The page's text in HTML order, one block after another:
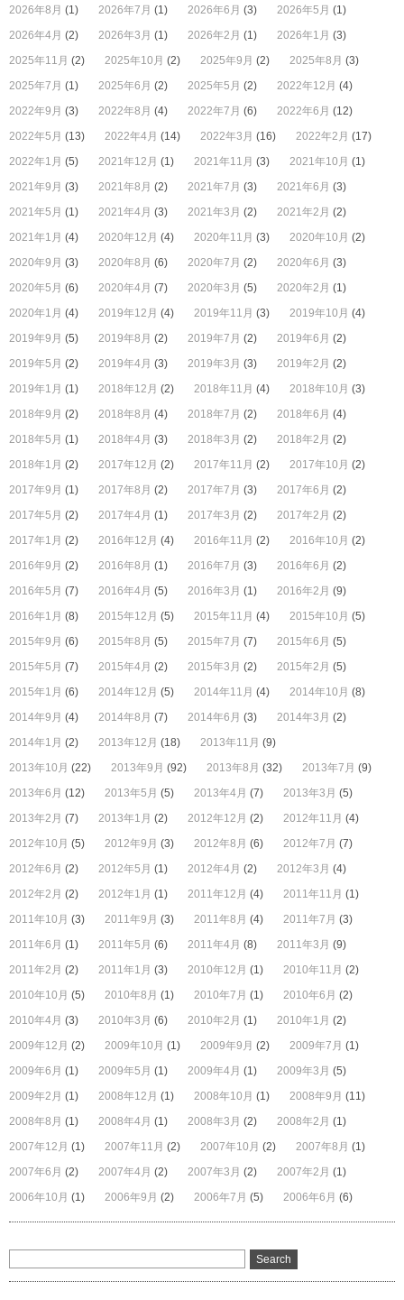
2026年8月 (1) 2026年7月 (1) 2026年6月 (3) 2026年5月 (1)
2026年4月 (2) 2026年3月 (1) 2026年2月 (1) 2026年1月 (3)
2025年11月 (2) 2025年10月 (2) 2025年9月 (2) 2025年8月 (3)
2025年7月 (1) 2025年6月 (2) 2025年5月 (2) 2022年12月 (4)
2022年9月 (3) 2022年8月 (4) 2022年7月 (6) 2022年6月 (12)
2022年5月 (13) 2022年4月 (14) 2022年3月 (16) 2022年2月 (17)
2022年1月 (5) 2021年12月 (1) 2021年11月 (3) 2021年10月 (1)
2021年9月 (3) 2021年8月 (2) 2021年7月 (3) 2021年6月 (3)
2021年5月 (1) 2021年4月 (3) 2021年3月 (2) 2021年2月 (2)
2021年1月 (4) 2020年12月 (4) 2020年11月 (3) 2020年10月 (2)
2020年9月 (3) 2020年8月 (6) 2020年7月 (2) 2020年6月 (3)
2020年5月 (6) 2020年4月 (7) 2020年3月 (5) 2020年2月 (1)
2020年1月 (4) 2019年12月 (4) 2019年11月 (3) 2019年10月 (4)
2019年9月 (5) 2019年8月 (2) 2019年7月 (2) 2019年6月 (2)
2019年5月 (2) 2019年4月 (3) 2019年3月 (3) 2019年2月 (2)
2019年1月 (1) 2018年12月 (2) 2018年11月 (4) 2018年10月 (3)
2018年9月 (2) 2018年8月 (4) 2018年7月 (2) 2018年6月 (4)
2018年5月 (1) 2018年4月 (3) 2018年3月 (2) 2018年2月 (2)
2018年1月 (2) 2017年12月 (2) 2017年11月 (2) 2017年10月 (2)
2017年9月 (1) 2017年8月 (2) 2017年7月 (3) 2017年6月 (2)
2017年5月 (2) 2017年4月 (1) 2017年3月 (2) 2017年2月 (2)
2017年1月 (2) 2016年12月 (4) 2016年11月 (2) 2016年10月 (2)
2016年9月 (2) 2016年8月 (1) 2016年7月 (3) 2016年6月 (2)
2016年5月 (7) 2016年4月 (5) 2016年3月 (1) 2016年2月 (9)
2016年1月 (8) 2015年12月 (5) 2015年11月 (4) 2015年10月 (5)
2015年9月 (6) 2015年8月 (5) 2015年7月 (7) 2015年6月 (5)
2015年5月 (7) 2015年4月 (2) 2015年3月 (2) 2015年2月 (5)
2015年1月 (6) 2014年12月 (5) 2014年11月 (4) 2014年10月 (8)
2014年9月 (4) 2014年8月 (7) 2014年6月 (3) 2014年3月 (2)
2014年1月 (2) 2013年12月 (18) 2013年11月 (9)
2013年10月 (22) 2013年9月 (92) 2013年8月 (32) 2013年7月 (9)
2013年6月 (12) 2013年5月 (5) 2013年4月 (7) 2013年3月 (5)
2013年2月 (7) 2013年1月 (2) 2012年12月 (2) 2012年11月 (4)
2012年10月 (5) 2012年9月 (3) 2012年8月 (6) 2012年7月 (7)
2012年6月 (2) 2012年5月 (1) 2012年4月 (2) 2012年3月 (4)
2012年2月 (2) 2012年1月 (1) 2011年12月 (4) 2011年11月 (1)
2011年10月 (3) 2011年9月 (3) 2011年8月 (4) 2011年7月 (3)
2011年6月 (1) 2011年5月 (6) 2011年4月 (8) 2011年3月 (9)
2011年2月 (2) 2011年1月 (3) 2010年12月 (1) 2010年11月 (2)
2010年10月 (5) 2010年8月 (1) 2010年7月 (1) 2010年6月 (2)
2010年4月 (3) 2010年3月 (6) 2010年2月 (1) 2010年1月 (2)
2009年12月 (2) 2009年10月 (1) 2009年9月 (2) 2009年7月 (1)
2009年6月 (1) 2009年5月 (1) 2009年4月 (1) 2009年3月 (5)
2009年2月 (1) 2008年12月 (1) 2008年10月 (1) 2008年9月 (11)
2008年8月 (1) 2008年4月 (1) 2008年3月 (2) 2008年2月 (1)
2007年12月 (1) 2007年11月 (2) 2007年10月 (2) 2007年8月 (1)
2007年6月 (2) 2007年4月 (2) 2007年3月 (2) 2007年2月 (1)
2006年10月 (1) 2006年9月 (2) 2006年7月 (5) 2006年6月 (6)